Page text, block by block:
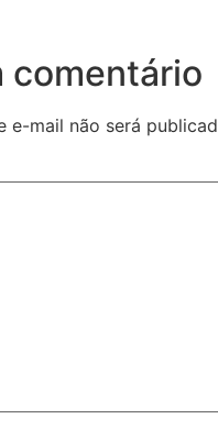
comentário
e-mail não será